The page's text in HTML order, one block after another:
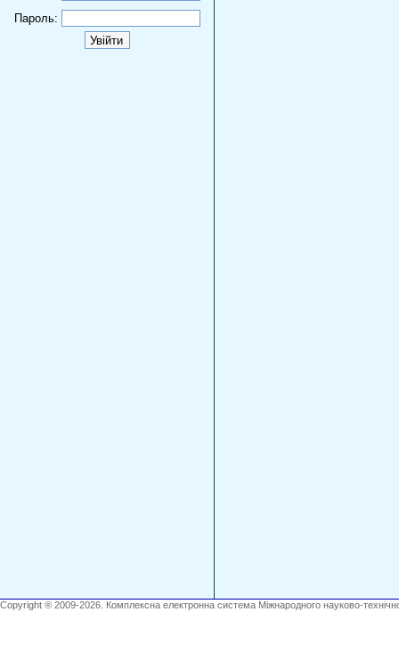
Пароль:
Copyright ® 2009-2026. Комплексна електронна система Міжнародного науково-